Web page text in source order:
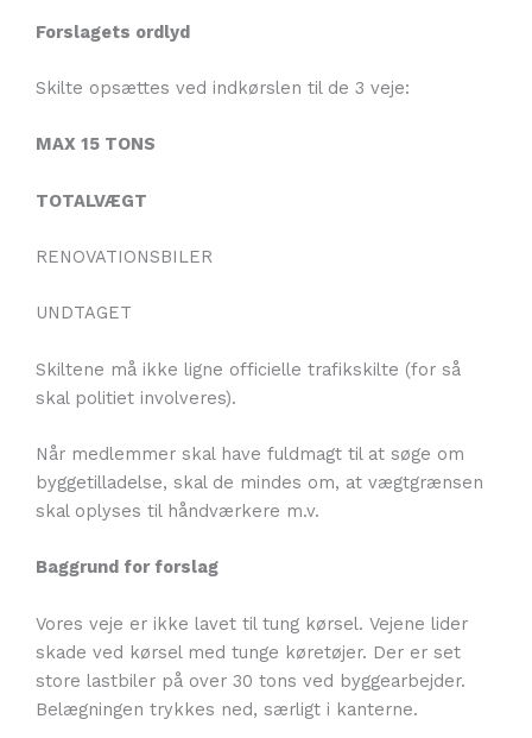
Forslagets ordlyd
Skilte opsættes ved indkørslen til de 3 veje:
MAX 15 TONS
TOTALVÆGT
RENOVATIONSBILER
UNDTAGET
Skiltene må ikke ligne officielle trafikskilte (for så
skal politiet involveres).
Når medlemmer skal have fuldmagt til at søge om
byggetilladelse, skal de mindes om, at vægtgrænsen
skal oplyses til håndværkere m.v.
Baggrund for forslag
Vores veje er ikke lavet til tung kørsel. Vejene lider
skade ved kørsel med tunge køretøjer. Der er set
store lastbiler på over 30 tons ved byggearbejder.
Belægningen trykkes ned, særligt i kanterne.